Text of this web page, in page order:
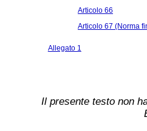
Articolo 66
Articolo 67 (Norma
Allegato 1
Il presente testo non